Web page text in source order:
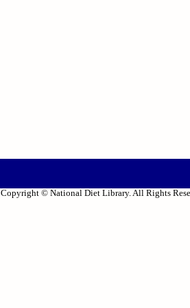
Copyright © National Diet Library. All Rights